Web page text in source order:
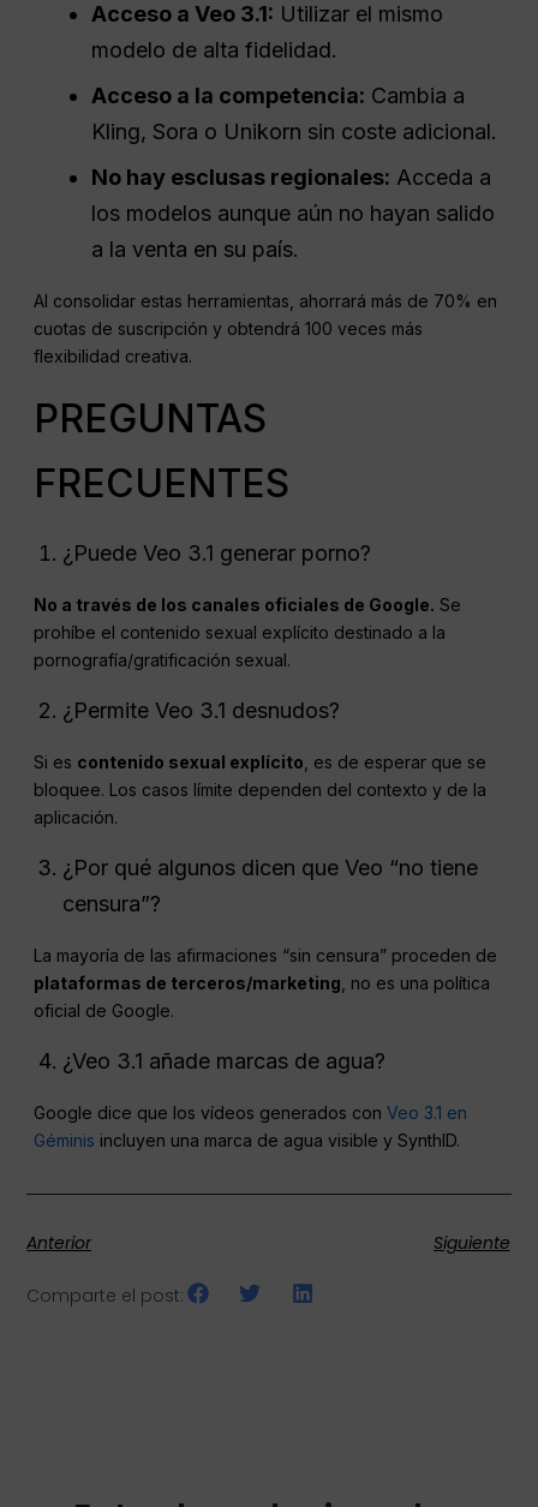
Acceso a Veo 3.1: Utilizar el mismo
modelo de alta fidelidad.
Acceso a la competencia: Cambia a
Kling, Sora o Unikorn sin coste adicional.
No hay esclusas regionales: Acceda a
los modelos aunque aún no hayan salido
a la venta en su país.
Al consolidar estas herramientas, ahorrará más de 70% en
cuotas de suscripción y obtendrá 100 veces más
flexibilidad creativa.
PREGUNTAS
FRECUENTES
¿Puede Veo 3.1 generar porno?
No a través de los canales oficiales de Google. Se
prohíbe el contenido sexual explícito destinado a la
pornografía/gratificación sexual.
¿Permite Veo 3.1 desnudos?
Si es contenido sexual explícito , es de esperar que se
bloquee. Los casos límite dependen del contexto y de la
aplicación.
¿Por qué algunos dicen que Veo “no tiene
censura”?
La mayoría de las afirmaciones “sin censura” proceden de
plataformas de terceros/marketing , no es una política
oficial de Google.
¿Veo 3.1 añade marcas de agua?
Google dice que los vídeos generados conVeo 3.1 en
Géminis incluyen una marca de agua visible y SynthID.
Anterior Siguiente
Comparte el post: